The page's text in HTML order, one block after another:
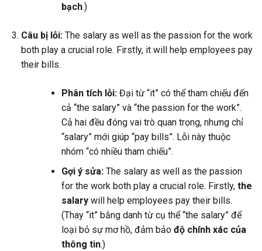
bạch.)
Câu bị lỗi:The salary as well as the passion for the work
both play a crucial role. Firstly, it will help employees pay
their bills.
Phân tích lỗi:Đại từ “it” có thể tham chiếu đến
cả “the salary” và “the passion for the work”.
Cả hai đều đóng vai trò quan trọng, nhưng chỉ
“salary” mới giúp “pay bills”. Lỗi này thuộc
nhóm “có nhiều tham chiếu”.
Gợi ý sửa:The salary as well as the passion
for the work both play a crucial role. Firstly, the
salarywill help employees pay their bills.
(Thay “it” bằng danh từ cụ thể “the salary” để
loại bỏ sự mơ hồ, đảm bảo độ chính xác của
thông tin.)